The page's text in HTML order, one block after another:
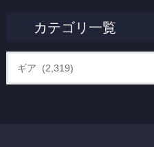
カテゴリ一覧